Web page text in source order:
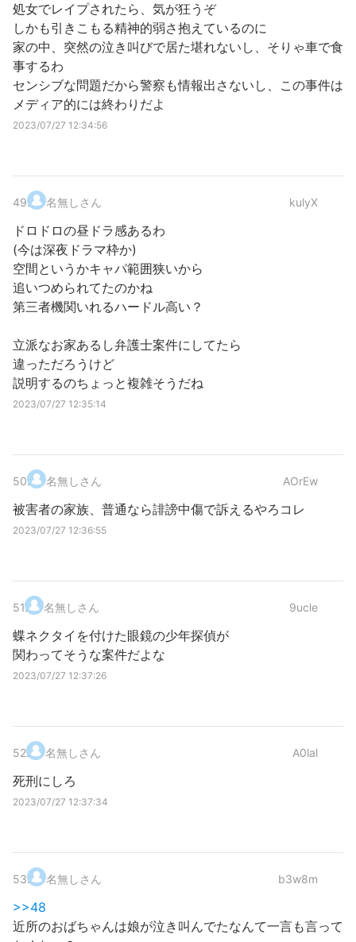
処女でレイプされたら、気が狂うぞ
しかも引きこもる精神的弱さ抱えているのに
家の中、突然の泣き叫びで居た堪れないし、そりゃ車で食
事するわ
センシブな問題だから警察も情報出さないし、この事件は
メディア的には終わりだよ
2023/07/27 12:34:56
49. 名無しさん kulyX
ドロドロの昼ドラ感あるわ
(今は深夜ドラマ枠か)
空間というかキャパ範囲狭いから
追いつめられてたのかね
第三者機関いれるハードル高い？
立派なお家あるし弁護士案件にしてたら
違っただろうけど
説明するのちょっと複雑そうだね
2023/07/27 12:35:14
50. 名無しさん AOrEw
被害者の家族、普通なら誹謗中傷で訴えるやろコレ
2023/07/27 12:36:55
51. 名無しさん 9ucle
蝶ネクタイを付けた眼鏡の少年探偵が
関わってそうな案件だよな
2023/07/27 12:37:26
52. 名無しさん A0lal
死刑にしろ
2023/07/27 12:37:34
53. 名無しさん b3w8m
>>48
近所のおばちゃんは娘が泣き叫んでたなんて一言も言って